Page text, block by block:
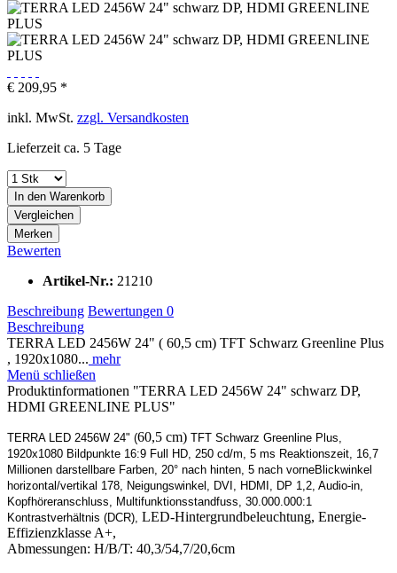
€ 209,95 *
inkl. MwSt. zzgl. Versandkosten
Lieferzeit ca. 5 Tage
In den Warenkorb
Vergleichen
Merken
Bewerten
Artikel-Nr.: 21210
Beschreibung Bewertungen 0
Beschreibung
TERRA LED 2456W 24" ( 60,5 cm) TFT Schwarz Greenline Plus
, 1920x1080... mehr
Menü schließen
Produktinformationen "TERRA LED 2456W 24" schwarz DP,
HDMI GREENLINE PLUS"
TERRA LED 2456W 24" (60,5 cm) TFT Schwarz Greenline Plus
1920x1080 Bildpunkte 16:9 Full HD, 250 cd/m, 5 ms Reaktionszeit, 16,7
Millionen darstellbare Farben, 20° nach hinten, 5 nach vorneBlickwinkel
horizontal/vertikal 178, Neigungswinkel, DVI, HDMI, DP 1,2, Audio-in,
Kopfhöreranschluss, Multifunktionsstandfuss, 30.000.000:1
Kontrastverhältnis (DCR), LED-Hintergrundbeleuchtung, Energie-
Effizienzklasse A+,
Abmessungen: H/B/T: 40,3/54,7/20,6cm